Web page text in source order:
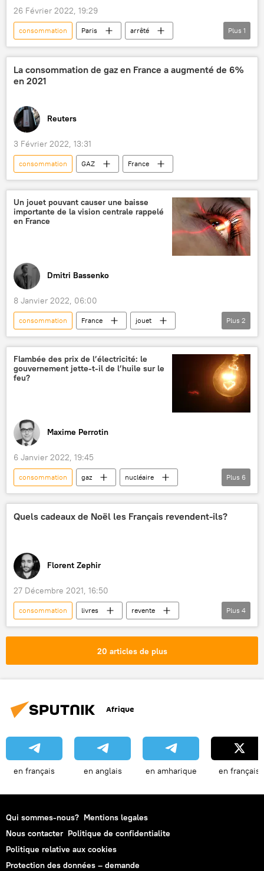
26 Février 2022, 19:29
consommation Paris
arrêté
drogue
Plus 1
La consommation de gaz en France a augmenté de 6%
en 2021
Reuters
3 Février 2022, 13:31
consommation GAZ France
Un jouet pouvant causer une baisse
importante de la vision centrale rappelé
en France
Dmitri Bassenko
8 Janvier 2022, 06:00
consommation France
jouet
vision
rappel
Plus 2
Flambée des prix de l’électricité: le
gouvernement jette-t-il de l’huile sur le
feu?
Maxime Perrotin
6 Janvier 2022, 19:45
consommation gaz
nucléaire
EDF
électricité
Bruno Le Maire
Union européenne (UE)
industrie
Plus 6
Quels cadeaux de Noël les Français revendent-ils?
Florent Zephir
27 Décembre 2021, 16:50
consommation livres
revente
cadeau
Noël
iPhone
Plus 4
20 articles de plus
Afrique
en français en anglais en amharique en français
Qui sommes-nous? Mentions legales
Nous contacter Politique de confidentialite
Politique relative aux cookies
Protection des données – demande